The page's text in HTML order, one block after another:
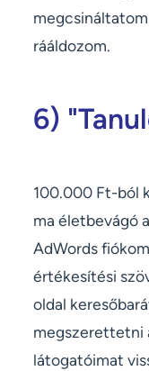
rááldozom.
6)
100.000 Ft-ból
ma életbevágó
AdWords
értékesítési
oldal
megszerettetni
látogatóimat